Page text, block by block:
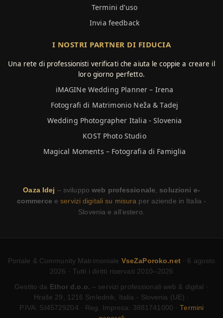
Termini d’uso
Invia feedback
I NOSTRI PARTNER DI FIDUCIA
Una rete di professionisti verificati che aiuta le coppie a creare il
loro giorno perfetto.
iMAGINe Wedding Planner – Irena
Fotografi di Matrimonio Neža & Tadej
Wedding Photographer Italia - Slovenia
KOST Photo Studio
Magical Moments – Fotografia di Famiglia
Oaza Idej – sviluppoweb professionale, soluzioni e-
commerce eservizi digitali su misura per aziende in Italia -
Slovenia e all’estero.
Portale & Community Matrimoniale VseZaPoroko.net · 6 agosto
2026 · Tutti i diritti riservati 2010–2026
Gestito da Ethor d.o.o. – servizi professionali web & digital ·
Hraše 29, 1216 Smlednik, Italia - Slovenia (UE) ·
P.IVA: SI45729204 · Reg. Impresa: 3881741000 ·Termini